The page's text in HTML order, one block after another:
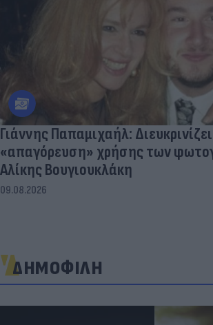
Γιάννης Παπαμιχαήλ:
«απαγόρευση» χρήσης των
Αλίκης Βουγιουκλάκη
09.08.2026
ΔΗΜΟΦΙΛΗ